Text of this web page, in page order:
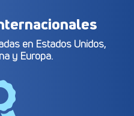
en Estados Unidos,
y Europa.